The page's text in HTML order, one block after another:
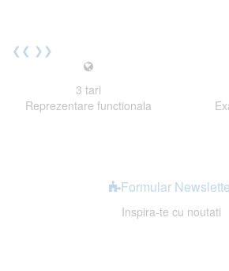
cu nerabdare
❮❮ ❯❯
3 tari
Reprezentare functionala
Formular
Inspira-te cu noutati